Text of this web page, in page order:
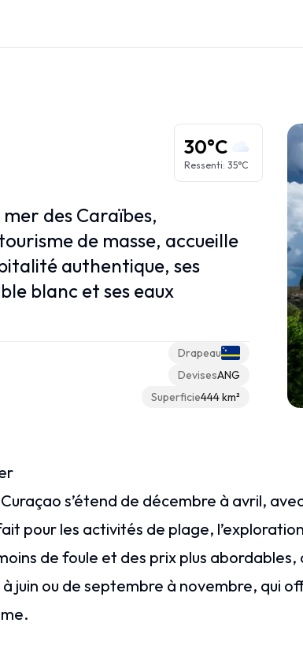
Petites Antilles
Caraïbes Françaises
des Caraïbes,
de masse, accueille
authentique, ses
blanc et ses eaux
Drapeau
DevisesANG
Superficie444 km²
30°C
Ressenti: 35°C
s’étend de décembre à avril,
pour les activités de plage,
de foule et des prix plus abordables,
juin ou de septembre à novembre, qui